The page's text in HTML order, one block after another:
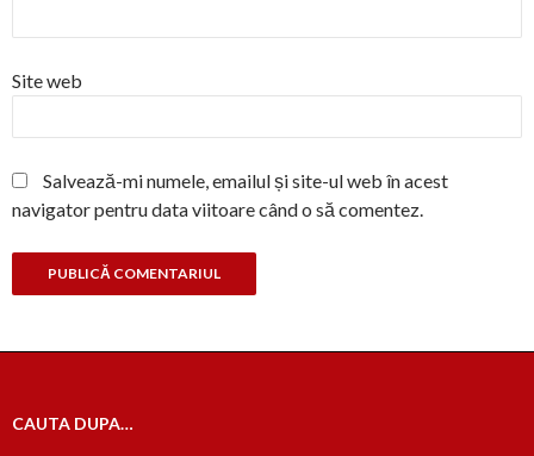
Site web
Salvează-mi numele, emailul și site-ul web în acest
navigator pentru data viitoare când o să comentez.
CAUTA DUPA…